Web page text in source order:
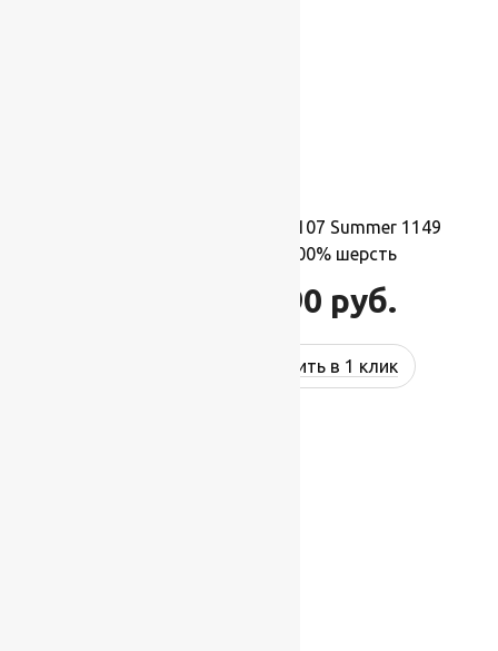
Ковер шерстяной Квадрат 107 Summer 1149
1,70×1,70 м,квадрат,100% шерсть
31 790 руб.
Купить в 1 клик